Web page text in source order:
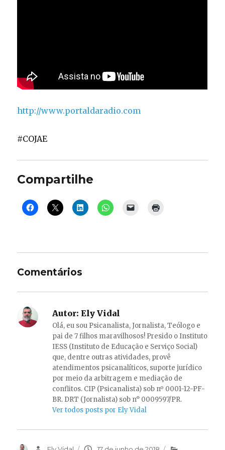
http://www.portaldaradio.com
#COJAE
Compartilhe
Comentários
Autor: Ely Vidal
Olá, eu sou Psicanalista, Jornalista, Teólogo e
pai de 7 filhos maravilhosos! Presido o Instituto
IESS (Instituto de Educação e Serviço Social)
que, dentre outras atividades, provê
atendimentos psicanalíticos, suporte jurídico
por meio da arbitragem e mediação de
conflitos. CIP (Psicanalista) sob nº 0001-12-PF-
BR. DRT (Jornalista) sob n° 0009597/PR.
Ver todos posts por Ely Vidal